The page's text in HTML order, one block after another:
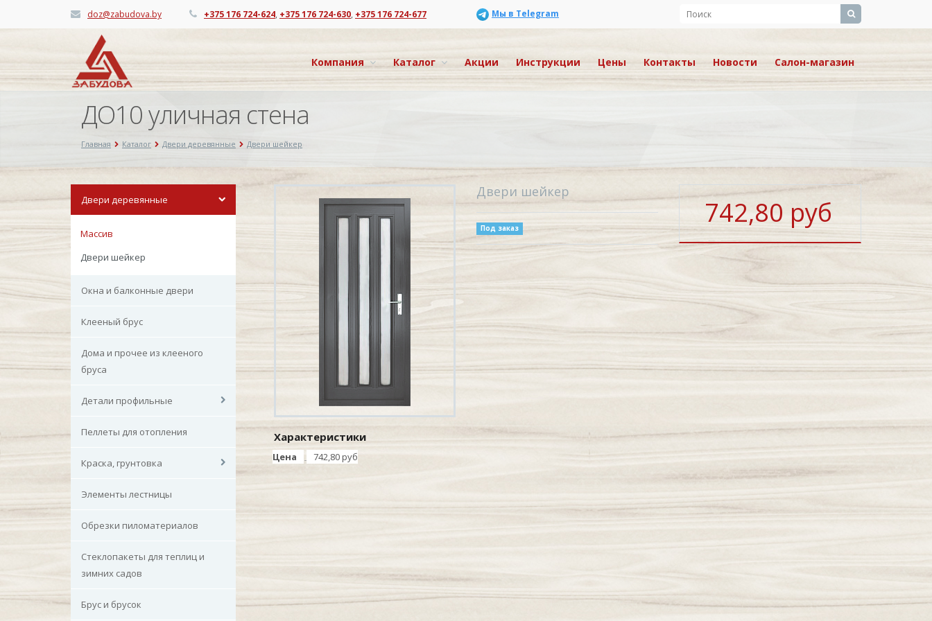
doz@zabudova.by +375 176 724-624, +375 176 724-630, +375 176 724-677 Мы в Telegram
Компания Каталог Акции Инструкции Цены Контакты Новости Салон-магазин
ДО10 уличная стена
Главная Каталог Двери деревянные Двери шейкер
Двери деревянные
Массив
Двери шейкер
Окна и балконные двери
Клееный брус
Дома и прочее из клееного
бруса
Детали профильные
Пеллеты для отопления
Краска, грунтовка
Элементы лестницы
Обрезки пиломатериалов
Стеклопакеты для теплиц и
зимних садов
Брус и брусок
Двери шейкер
Под заказ 742,80 руб
Характеристики
Цена 742,80 руб